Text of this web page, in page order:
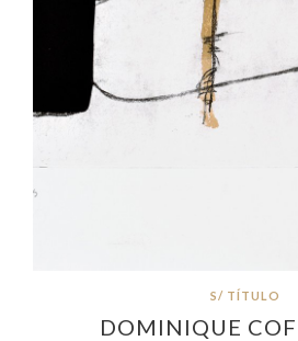
S/ TÍTULO
DOMINIQUE